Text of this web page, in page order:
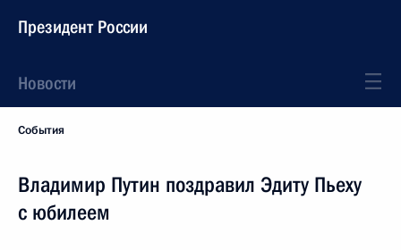
Президент России
Новости
События
Владимир Путин поздравил Эдиту Пьеху
с юбилеем